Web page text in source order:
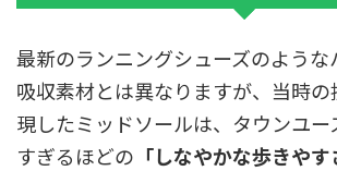
最新のランニングシューズのよう
吸収素材とは異なりますが、当時
現したミッドソールは、タウンユ
すぎるほどの 「しなやかな歩きやす